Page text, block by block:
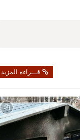
قـــراءة المزيد